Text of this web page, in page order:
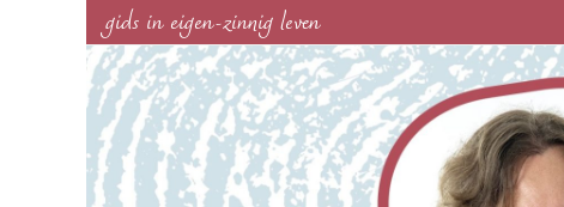
gids in eigen-zinnig leven